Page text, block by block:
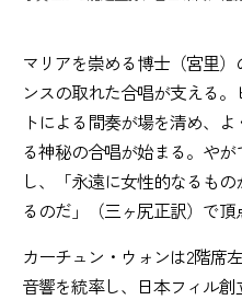
マリアを崇める博士（宮里
ンスの取れた合唱が支える
トによる間奏が場を清め、
る神秘の合唱が始まる。や
し、「永遠に女性的なるも
るのだ」（三ヶ尻正訳）で頂
カーチュン・ウォンは2階席
音響を統率し、日本フィル